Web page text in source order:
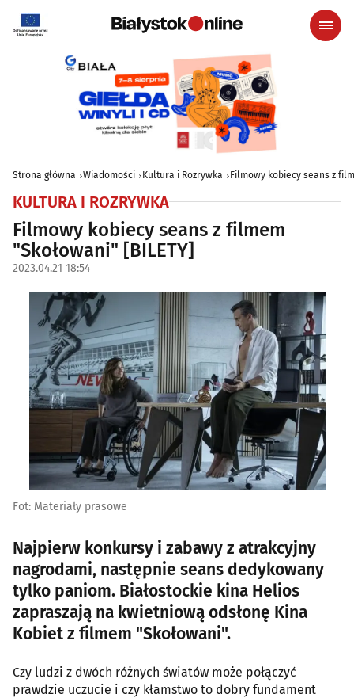
Strona główna Wiadomości Kultura i Rozrywka Filmowy kobiecy seans z
KULTURA I ROZRYWKA
Filmowy kobiecy seans z filmem
"Skołowani" [BILETY]
2023.04.21 18:54
Fot: Materiały prasowe
Najpierw konkursy i zabawy z atrakcyjny
nagrodami, następnie seans dedykowany
tylko paniom. Białostockie kina Helios
zapraszają na kwietniową odsłonę Kina
Kobiet z filmem "Skołowani".
Czy ludzi z dwóch różnych światów może połączyć
prawdzie uczucie i czy kłamstwo to dobry fundament